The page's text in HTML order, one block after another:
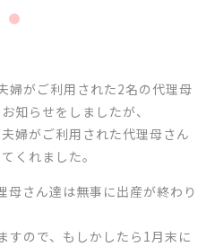
婦がご利用された2名の代理母
知らせをしましたが、
婦がご利用された代理母さん
くれました。
母さん達は無事に出産が終わり
すので、もしかしたら1月末に